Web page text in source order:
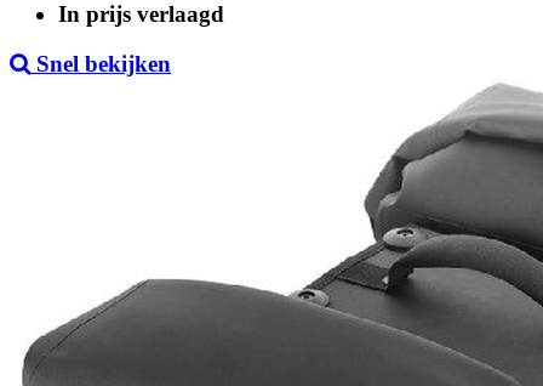
In prijs verlaagd
Snel bekijken